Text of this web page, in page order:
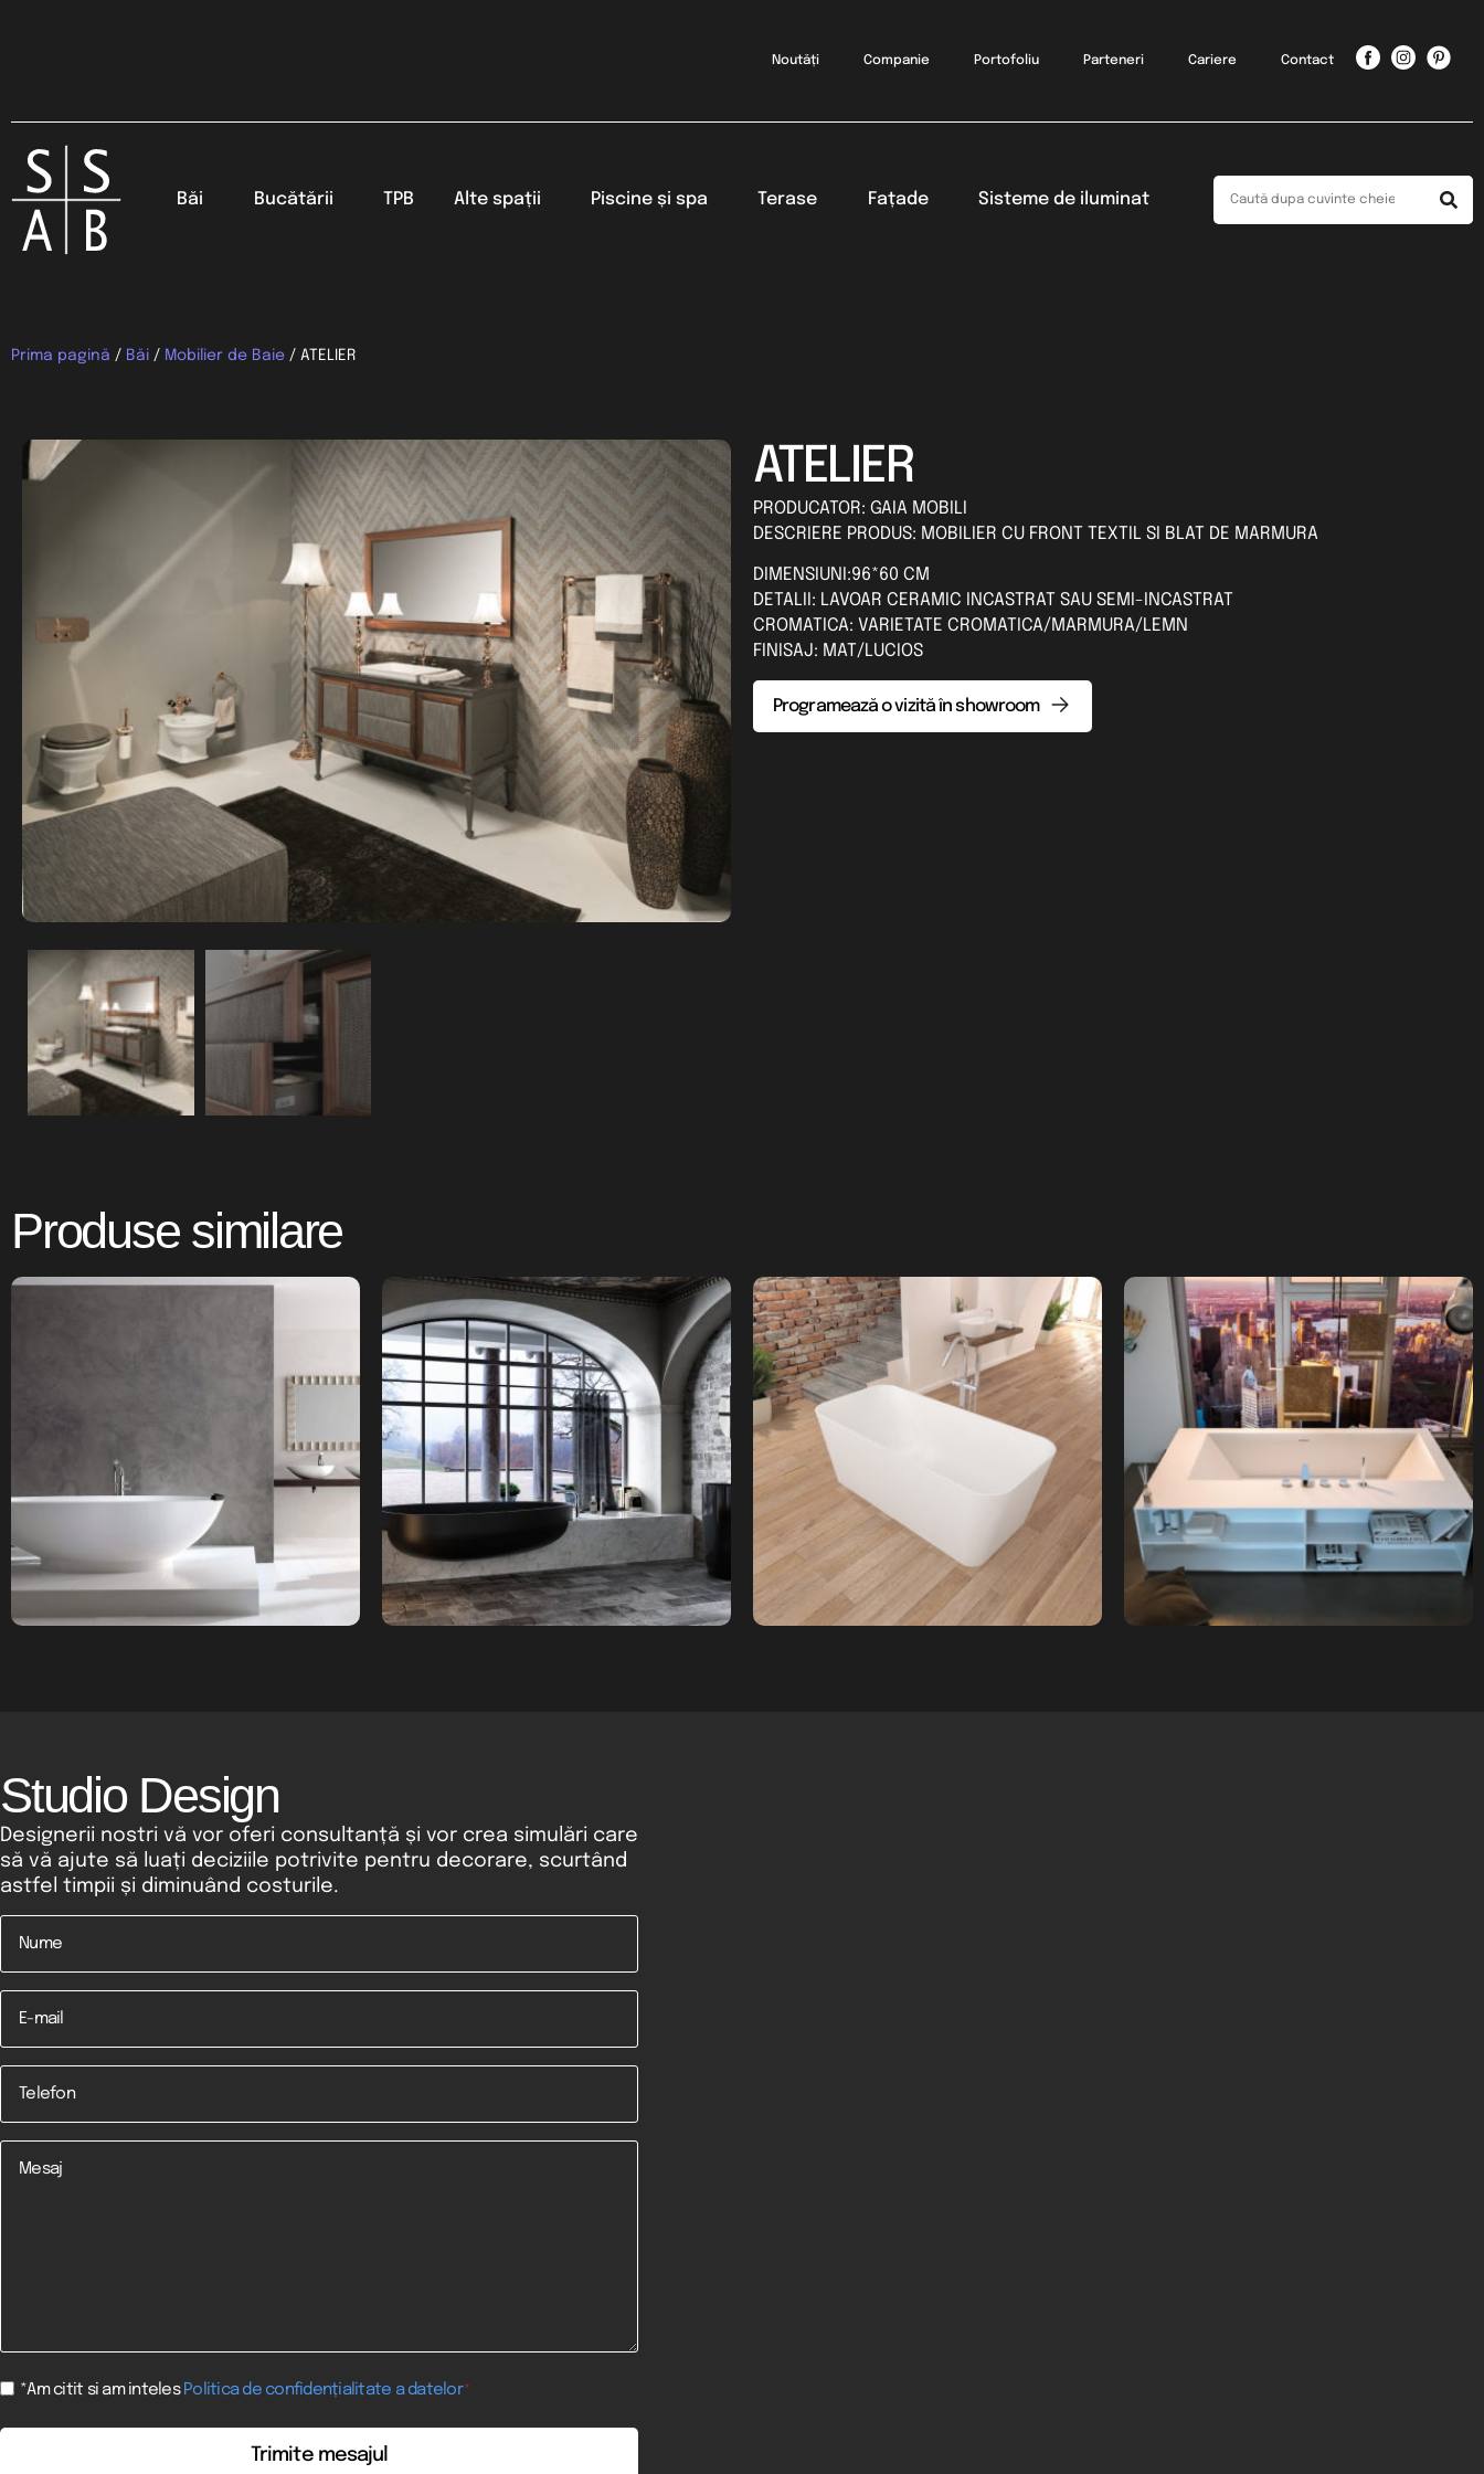
Noutăți Companie Portofoliu Parteneri Cariere Contact
Băi Bucătării TPB Alte spații Piscine și spa Terase Fațade Sisteme de iluminat
Prima pagină / Băi / Mobilier de Baie / ATELIER
ATELIER
PRODUCATOR: GAIA MOBILI
DESCRIERE PRODUS: MOBILIER CU FRONT TEXTIL SI BLAT DE MARMURA
DIMENSIUNI:96*60 CM
DETALII: LAVOAR CERAMIC INCASTRAT SAU SEMI-INCASTRAT
CROMATICA: VARIETATE CROMATICA/MARMURA/LEMN
FINISAJ: MAT/LUCIOS
Programează o vizită în showroom
Produse similare
Studio Design
Designerii nostri vă vor oferi consultanță și vor crea simulări care
să vă ajute să luați deciziile potrivite pentru decorare, scurtând
astfel timpii și diminuând costurile.
Nume
Email
Telefon
Mesaj
Consent
*Am citit si am inteles Politica de confidențialitate a datelor*